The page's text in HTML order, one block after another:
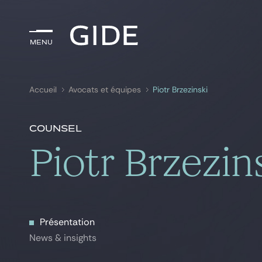
Menu
Menu
Accueil Avocats et équipes Piotr Brzezinski
Counsel
Piotr
Présentation
News & insights
Présentation
News & insights